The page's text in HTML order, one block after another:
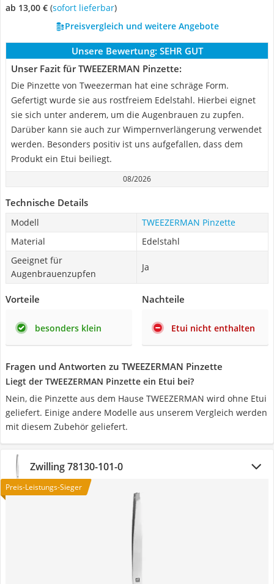
ab 13,00 € ( Sofort lieferbar)
Preisvergleich und weitere Angebote
Unsere Bewertung: SEHR GUT
Unser Fazit für TWEEZERMAN Pinzette:
Die Pinzette von Tweezerman hat eine schräge Form.
Gefertigt wurde sie aus rostfreiem Edelstahl. Hierbei eignet
sie sich unter anderem, um die Augenbrauen zu zupfen.
Darüber kann sie auch zur Wimpernverlängerung verwendet
werden. Besonders positiv ist uns aufgefallen, dass dem
Produkt ein Etui beiliegt.
08/2026
Technische Details
Modell
TWEEZERMAN Pinzette
Material
Edelstahl
Geeignet für
Augenbrauenzupfen
Ja
Vorteile
besonders klein
Nachteile
Etui nicht enthalten
Fragen und Antworten zu TWEEZERMAN Pinzette
Liegt der TWEEZERMAN Pinzette ein Etui bei?
Nein, die Pinzette aus dem Hause TWEEZERMAN wird ohne Etui
geliefert. Einige andere Modelle aus unserem Vergleich werden
mit diesem Zubehör geliefert.
Zwilling ‎78130-101-0
Preis-Leistungs-Sieger